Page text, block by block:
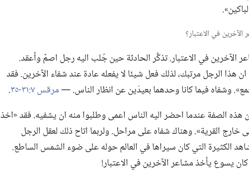
الآخرين في الاعتبار.‏ تذكَّر الحادثة حين جُلب اليه رجل اصمّ وأعقد.‏
هذا الرجل مرتبك،‏ لذلك فعل شيئا لا يفعله عادة عند شفاء الآخرين.‏ فقد
وشفاه فيما كانا وحدهما بعيدَين عن انظار الناس.‏ —‏مرقس ٧:‏​٣١-‏٣٥ ‏.‏
الصفة عندما احضر اليه الناس اعمى وطلبوا منه ان يشفيه.‏ فقد «اخذ
خارج القرية».‏ وهناك شفاه على مراحل.‏ ولربما اتاح ذلك لعقل الرجل
الكثيرة التي كان سيراها في العالم حوله على ضوء الشمس الساطع.‏
يسوع يأخذ مشاعر الآخرين في الاعتبار!‏